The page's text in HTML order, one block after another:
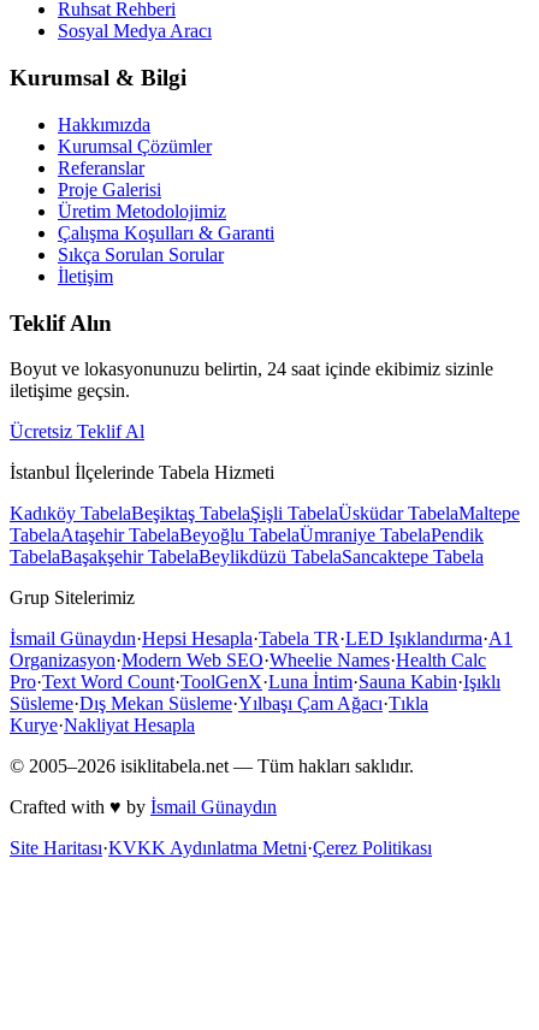
Ruhsat Rehberi
Sosyal Medya Aracı
Kurumsal & Bilgi
Hakkımızda
Kurumsal Çözümler
Referanslar
Proje Galerisi
Üretim Metodolojimiz
Çalışma Koşulları & Garanti
Sıkça Sorulan Sorular
İletişim
Teklif Alın
Boyut ve lokasyonunuzu belirtin, 24 saat içinde ekibimiz sizinle
iletişime geçsin.
Ücretsiz Teklif Al
İstanbul İlçelerinde Tabela Hizmeti
Kadıköy TabelaBeşiktaş TabelaŞişli TabelaÜsküdarTabelaMaltepe
TabelaAtaşehirTabelaBeyoğlu TabelaÜmraniye TabelaPendik
TabelaBaşakşehirTabelaBeylikdüzü TabelaSancaktepe Tabela
Grup Sitelerimiz
İsmail Günaydın·Hepsi Hesapla·Tabela TR·LED Işıklandırma·A1
Organizasyon·Modern Web SEO·Wheelie Names·Health Calc
Pro·Text Word Count·ToolGenX·Luna İntim·Sauna Kabin·Işıklı
Süsleme·Dış Mekan Süsleme·Yılbaşı Çam Ağacı·Tıkla
Kurye·Nakliyat Hesapla
© 2005–2026 isiklitabela.net — Tüm hakları saklıdır.
Crafted with ♥ by İsmail Günaydın
Site Haritası·KVKK Aydınlatma Metni·Çerez Politikası